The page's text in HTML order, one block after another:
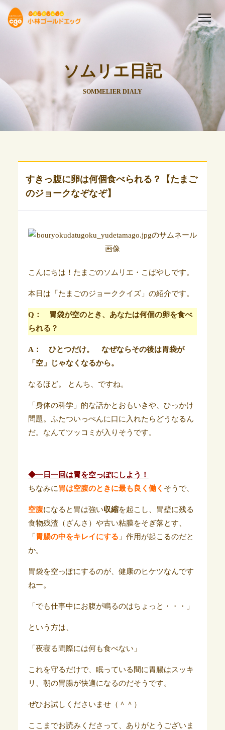
ソムリエ日記
SOMMELIER DIALY
すきっ腹に卵は何個食べられる？【たまご
のジョークなぞなぞ】
こんにちは！たまごのソムリエ・こばやしです。
本日は「たまごのジョーククイズ」の紹介です。
Q： 胃袋が空のとき、あなたは何個の卵を食べ
られる？
A： ひとつだけ。 なぜならその後は胃袋が
「空」じゃなくなるから。
なるほど。 とんち、ですね。
「身体の科学」的な話かとおもいきや、ひっかけ
問題。ふたついっぺんに口に入れたらどうなるん
だ。なんてツッコミが入りそうです。
◆一日一回は胃を空っぽにしよう！
ちなみに 胃は空腹のときに最も良く働く そうで、
空腹になると胃は強い収縮を起こし、胃壁に残る
食物残渣（ざんさ）や古い粘膜をそぎ落とす、
「 胃腸の中をキレイにする 」作用が起こるのだと
か。
胃袋を空っぽにするのが、健康のヒケツなんです
ねー。
「でも仕事中にお腹が鳴るのはちょっと・・・」
という方は、
「夜寝る間際には何も食べない」
これを守るだけで、眠っている間に胃腸はスッキ
リ、朝の胃腸が快適になるのだそうです。
ぜひお試しくださいませ（＾＾）
ここまでお読みくださって、ありがとうございま